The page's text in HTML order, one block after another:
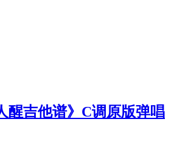
醒吉他谱》C调原版弹唱